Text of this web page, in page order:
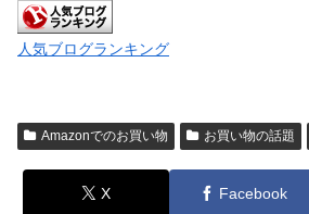
人気ブログランキング
Amazonでのお買い物 お買い物の話題
X Facebook